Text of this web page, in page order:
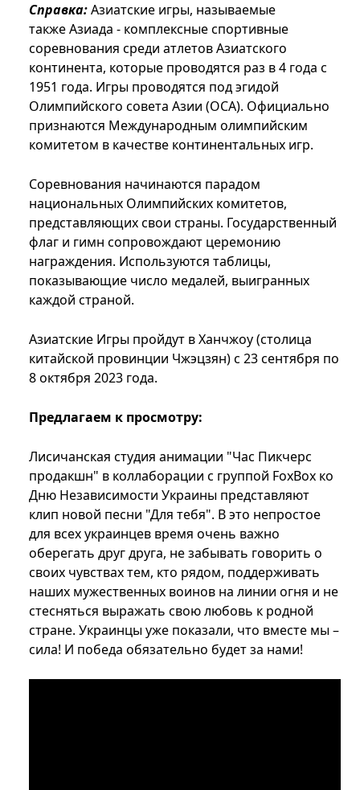
Справка:Азиатские игры, называемые
также Азиада - комплексные спортивные
соревнования среди атлетов Азиатского
континента, которые проводятся раз в 4 года с
1951 года. Игры проводятся под эгидой
Олимпийского совета Азии (ОСА). Официально
признаются Международным олимпийским
комитетом в качестве континентальных игр.
Соревнования начинаются парадом
национальных Олимпийских комитетов,
представляющих свои страны. Государственный
флаг и гимн сопровождают церемонию
награждения. Используются таблицы,
показывающие число медалей, выигранных
каждой страной.
Азиатские Игры пройдут в Ханчжоу (столица
китайской провинции Чжэцзян) с 23 сентября по
8 октября 2023 года.
Предлагаем к просмотру:
Лисичанская студия анимации "Час Пикчерс
продакшн" в коллаборации с группой FoxBox ко
Дню Независимости Украины представляют
клип новой песни "Для тебя". В это непростое
для всех украинцев время очень важно
оберегать друг друга, не забывать говорить о
своих чувствах тем, кто рядом, поддерживать
наших мужественных воинов на линии огня и не
стесняться выражать свою любовь к родной
стране. Украинцы уже показали, что вместе мы –
сила! И победа обязательно будет за нами!